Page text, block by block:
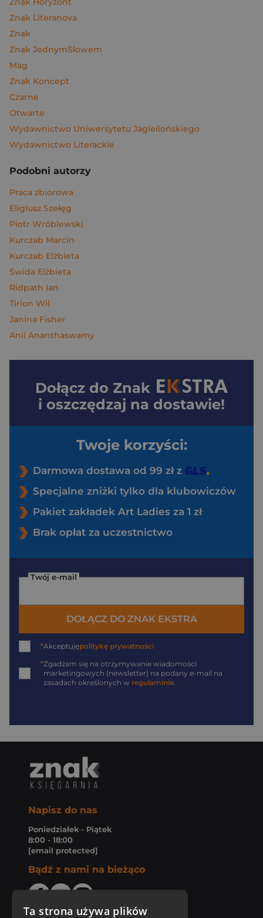
Znak Literanova
Znak
Znak JednymSłowem
Mag
Znak Koncept
Czarne
Otwarte
Wydawnictwo Uniwersytetu Jagiellońskiego
Wydawnictwo Literackie
Podobni autorzy
Praca zbiorowa
Eligiusz Szełęg
Piotr Wróblewski
Kurczab Marcin
Kurczab Elżbieta
Świda Elżbieta
Ridpath Ian
Tirion Wil
Janina Fisher
Anil Ananthaswamy
Dołącz do Znak
i oszczędzaj na dostawie!
Twoje korzyści:
Darmowa dostawa od 99 zł z
Specjalne zniżki tylko dla klubowiczów
Pakiet zakładek Art Ladies za 1 zł
Brak opłat za uczestnictwo
Twój e-mail
DOŁĄCZ DO ZNAK EKSTRA
*Akceptujępolitykę prywatności
*Zgadzam się na otrzymywanie wiadomości
marketingowych (newsletter) na podany e-mail na
zasadach określonych w regulaminie.
Napisz do nas
Poniedziałek - Piątek
8:00 - 18:00
[email protected]
Bądź z nami na bieżąco
Ta strona używa plików